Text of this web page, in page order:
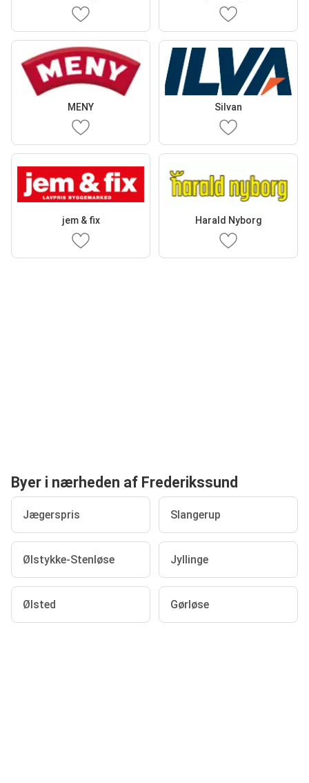
MENY Silvan
jem & fix Harald Nyborg
Byer i nærheden af Frederikssund
Jægerspris Slangerup
Ølstykke-Stenløse Jyllinge
Ølsted Gørløse